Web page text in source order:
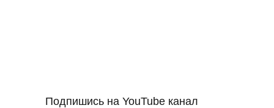
Подпишись на YouTube канал